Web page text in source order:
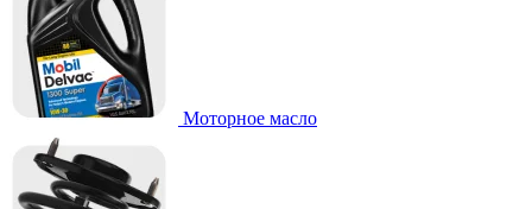
Моторное масло